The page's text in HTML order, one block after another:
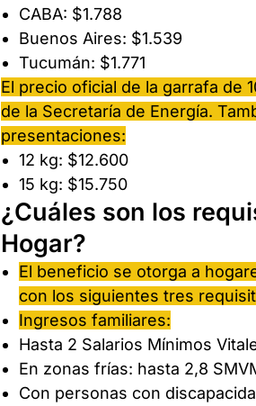
CABA: $1.788
Buenos Aires: $1.539
Tucumán: $1.771
El precio oficial de la garrafa de
de la Secretaría de Energía.
presentaciones:
12 kg: $12.600
15 kg: $15.750
¿Cuáles son los
Hogar?
El beneficio se otorga a
con los siguientes tres
Ingresos familiares:
Hasta 2 Salarios Mínimos
En zonas frías: hasta 2,8
Con personas con